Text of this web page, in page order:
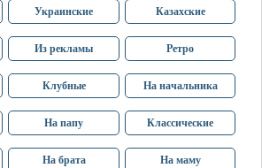
Украинские Казахские
Из рекламы Ретро
Клубные На начальника
На папу Классические
На брата На маму